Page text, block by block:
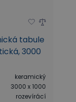
tabule
3000
keramický
3000 x 1000
rozevírácí